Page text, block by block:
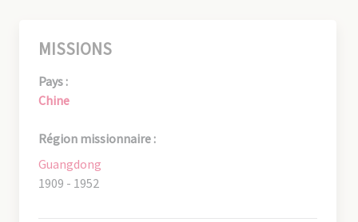
MISSIONS
Pays :
Chine
Région missionnaire :
Guangdong
1909 - 1952